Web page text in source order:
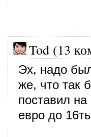
Tod (13
Эх, надо
же, что так
поставил
евро до